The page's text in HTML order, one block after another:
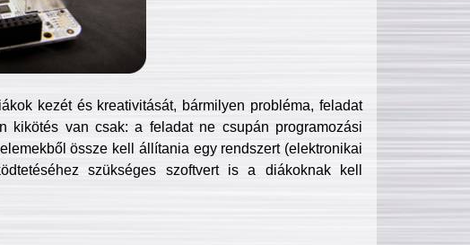
kezét és kreativitását, bármilyen probléma, feladat
kikötés van csak: a feladat ne csupán programozási
össze kell állítania egy rendszert (elektronikai
szükséges szoftvert is a diákoknak kell